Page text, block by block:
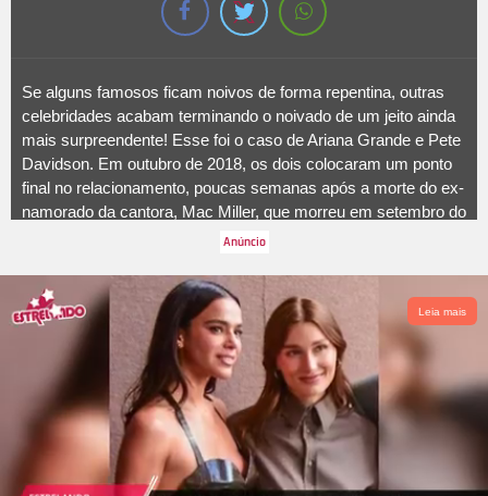
Se alguns famosos ficam noivos de forma repentina, outras
celebridades acabam terminando o noivado de um jeito ainda
mais surpreendente! Esse foi o caso de Ariana Grande e Pete
Davidson. Em outubro de 2018, os dois colocaram um ponto
final no relacionamento, poucas semanas após a morte do ex-
namorado da cantora, Mac Miller, que morreu em setembro do
mesmo ano. O namoro de Pete e Ariana começou no início de
anunciaram o noivado, deixando todo mundo chocado. Veja, a
seguir, os noivados dos famosos que não terminaram em
casamento!
Leia mais